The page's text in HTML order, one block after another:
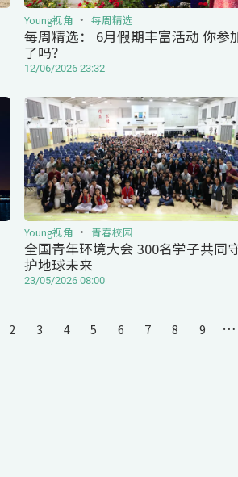
每周精选： 6月假期丰富活动 你参
了吗？
Young视角 每周精选
12/06/2026 23:32
全国青年环境大会 300名学子共同
护地球未来
Young视角 青春校园
23/05/2026 08:00
2 3 4 5 6 7 8 9 …